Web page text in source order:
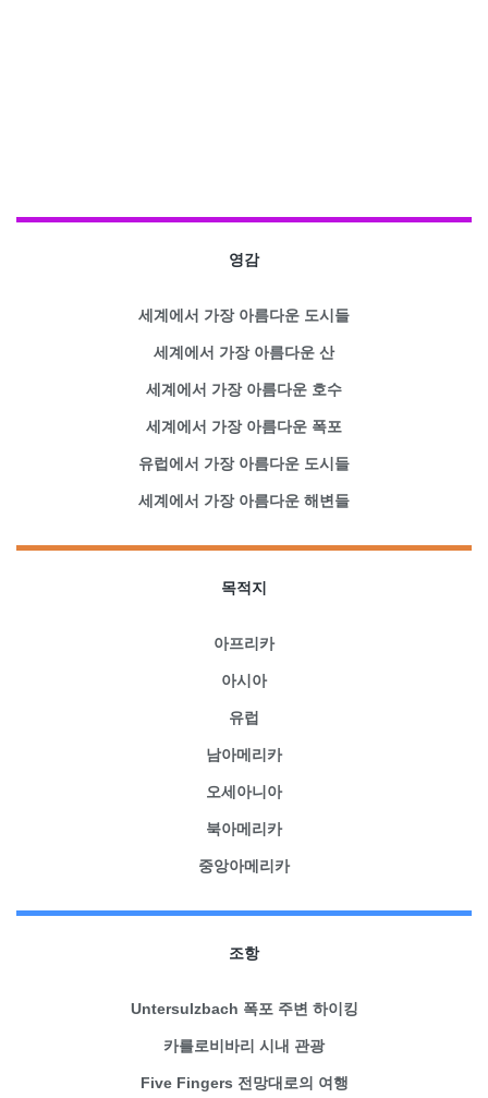
영감
세계에서 가장 아름다운 도시들
세계에서 가장 아름다운 산
세계에서 가장 아름다운 호수
세계에서 가장 아름다운 폭포
유럽에서 가장 아름다운 도시들
세계에서 가장 아름다운 해변들
목적지
아프리카
아시아
유럽
남아메리카
오세아니아
북아메리카
중앙아메리카
조항
Untersulzbach 폭포 주변 하이킹
카를로비바리 시내 관광
Five Fingers 전망대로의 여행